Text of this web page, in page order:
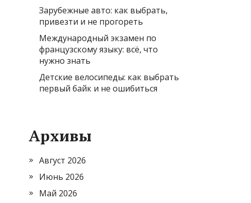
Зарубежные авто: как выбрать,
привезти и не прогореть
Международный экзамен по
французскому языку: всё, что
нужно знать
Детские велосипеды: как выбрать
первый байк и не ошибиться
Архивы
Август 2026
Июнь 2026
Май 2026